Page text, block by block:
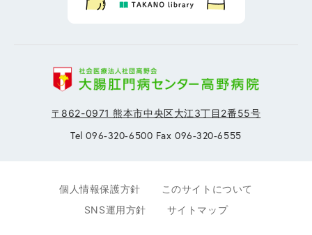
〒862-0971 熊本市中央区大江3丁目2番55号
Tel 096-320-6500 Fax 096-320-6555
個人情報保護方針
このサイトについて
SNS運用方針
サイトマップ